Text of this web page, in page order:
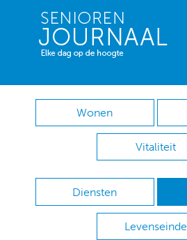
Wonen
Vitaliteit
Diensten
Levenseinde